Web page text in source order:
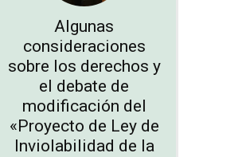
Algunas
consideraciones
sobre los derechos y
el debate de
modificación del
«Proyecto de Ley de
Inviolabilidad de la